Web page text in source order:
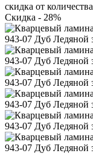
скидка от количества
Скидка - 28%